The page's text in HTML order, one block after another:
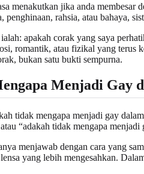
menakutkan jika anda membesar
penghinaan, rahsia, atau bahaya,
apakah corak yang saya
romantik, atau fizikal yang terus
bukan satu bukti sempurna.
Menjadi Gay
tidak mengapa menjadi gay
“adakah tidak mengapa
menjawab dengan cara yang
yang lebih mengesahkan.